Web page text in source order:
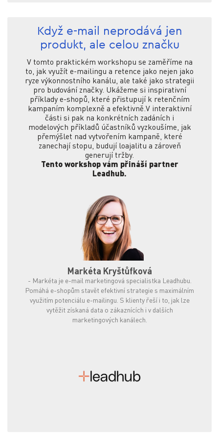
Když e-mail neprodává jen
produkt, ale celou značku
V tomto praktickém workshopu se zaměříme na
to, jak využít e-mailingu a retence jako nejen jako
ryze výkonnostního kanálu, ale také jako strategii
pro budování značky. Ukážeme si inspirativní
příklady e-shopů, které přistupují k retenčním
kampaním komplexně a efektivně.V interaktivní
části si pak na konkrétních zadáních i
modelových příkladů účastníků vyzkoušíme, jak
přemýšlet nad vytvořením kampaně, které
zanechají stopu, budují loajalitu a zároveň
generují tržby.
Tento workshop vám přináší partner
Leadhub.
Markéta Kryštůfková
- Markéta je e-mail marketingová specialistka Leadhubu.
Pomáhá e-shopům stavět efektivní strategie s maximálním
využitím potenciálu e-mailingu. S klienty řeší i to, jak lze
vytěžit získaná data o zákaznících i v dalších
marketingových kanálech.